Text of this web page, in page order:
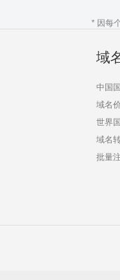
* 因每
域
中国
域名
世界
域名
批量